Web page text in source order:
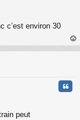
c’est environ 30
au
peut